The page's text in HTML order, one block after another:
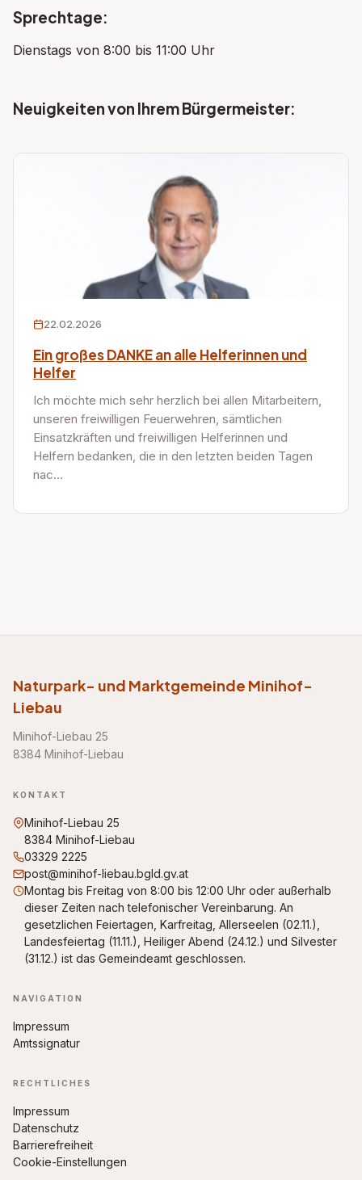
Sprechtage:
Dienstags von 8:00 bis 11:00 Uhr
Neuigkeiten von Ihrem Bürgermeister:
22.02.2026
Ein großes DANKE an alle Helferinnen und
Helfer
Ich möchte mich sehr herzlich bei allen Mitarbeitern,
unseren freiwilligen Feuerwehren, sämtlichen
Einsatzkräften und freiwilligen Helferinnen und
Helfern bedanken, die in den letzten beiden Tagen
nac…
Naturpark- und Marktgemeinde Minihof-
Liebau
Minihof-Liebau 25
8384 Minihof-Liebau
KONTAKT
Minihof-Liebau 25
8384 Minihof-Liebau
03329 2225
post@minihof-liebau.bgld.gv.at
Montag bis Freitag von 8:00 bis 12:00 Uhr oder außerhalb
dieser Zeiten nach telefonischer Vereinbarung. An
gesetzlichen Feiertagen, Karfreitag, Allerseelen (02.11.),
Landesfeiertag (11.11.), Heiliger Abend (24.12.) und Silvester
(31.12.) ist das Gemeindeamt geschlossen.
NAVIGATION
Impressum
Amtssignatur
RECHTLICHES
Impressum
Datenschutz
Barrierefreiheit
Cookie-Einstellungen